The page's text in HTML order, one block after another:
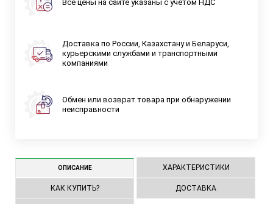
Все цены на сайте указаны с учетом НДС
Доставка по России, Казахстану и Беларуси,
курьерскими службами и транспортными
компаниями
Обмен или возврат товара при обнаружении
неисправности
ОПИСАНИЕ ХАРАКТЕРИСТИКИ
КАК КУПИТЬ? ДОСТАВКА